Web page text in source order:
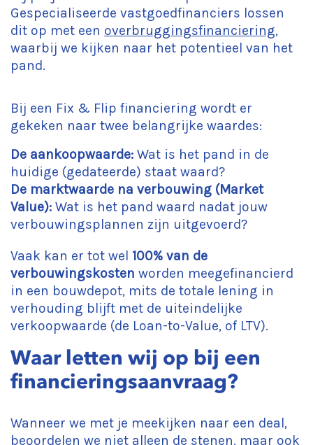
Gespecialiseerde vastgoedfinanciers lossen
dit op met een overbruggingsfinanciering,
waarbij we kijken naar het potentieel van het
pand.
Bij een Fix & Flip financiering wordt er
gekeken naar twee belangrijke waardes:
De aankoopwaarde: Wat is het pand in de
huidige (gedateerde) staat waard?
De marktwaarde na verbouwing (Market
Value): Wat is het pand waard nadat jouw
verbouwingsplannen zijn uitgevoerd?
Vaak kan er tot wel 100% van de
verbouwingskosten worden meegefinancierd
in een bouwdepot, mits de totale lening in
verhouding blijft met de uiteindelijke
verkoopwaarde (de Loan-to-Value, of LTV).
Waar letten wij op bij een
financieringsaanvraag?
Wanneer we met je meekijken naar een deal,
beoordelen we niet alleen de stenen, maar ook